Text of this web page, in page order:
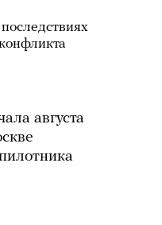
августа